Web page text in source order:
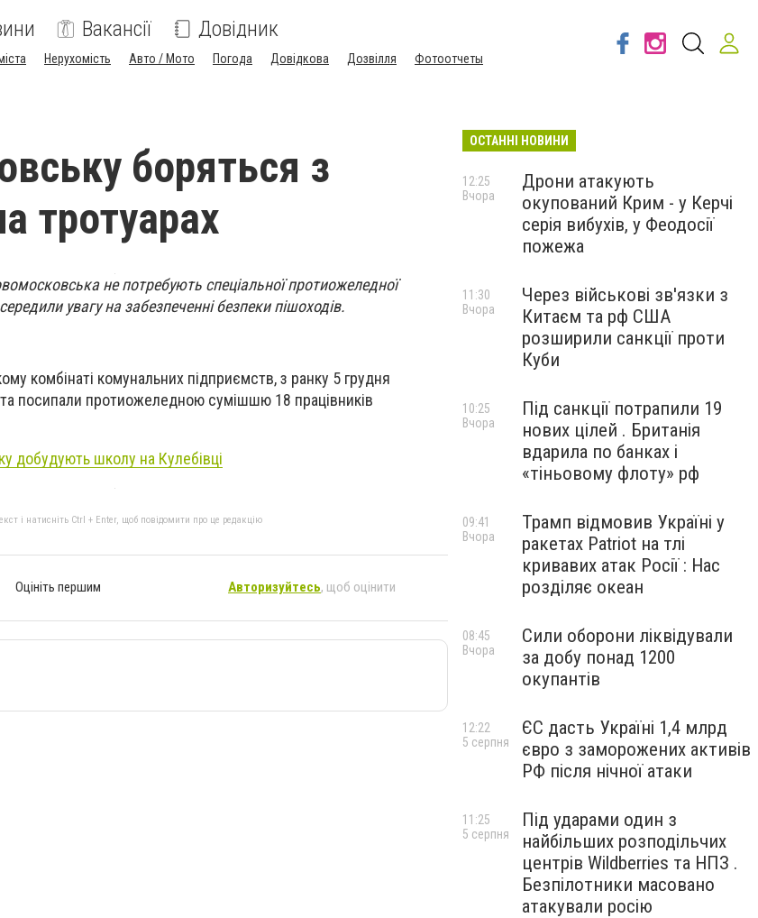
Вакансії Довідник
Нерухомість Авто / Мото Погода Довідкова Дозвілля Фотоотчеты
боряться з
тротуарах
не потребують спеціальної протиожеледної
увагу на забезпеченні безпеки пішоходів.
комбінаті комунальних підприємств, з ранку 5 грудня
посипали протиожеледною сумішшю 18 працівників
добудують школу на Кулебівці
і натисніть Ctrl + Enter, щоб повідомити про це редакцію
Оцініть першим Авторизуйтесь, щоб оцінити
ОСТАННІ НОВИНИ
Дрони атакують
окупований Крим - у Керчі
серія вибухів, у Феодосії
пожежа
12:25
Вчора
Через військові зв'язки з
Китаєм та рф США
розширили санкції проти
Куби
11:30
Вчора
Під санкції потрапили 19
нових цілей . Британія
вдарила по банках і
«тіньовому флоту» рф
10:25
Вчора
Трамп відмовив Україні у
ракетах Patriot на тлі
кривавих атак Росії : Нас
розділяє океан
09:41
Вчора
Сили оборони ліквідували
за добу понад 1200
окупантів
08:45
Вчора
ЄС дасть Україні 1,4 млрд
євро з заморожених активів
РФ після нічної атаки
12:22
5 серпня
Під ударами один з
найбільших розподільчих
центрів Wildberries та НПЗ .
Безпілотники масовано
атакували росію
11:25
5 серпня